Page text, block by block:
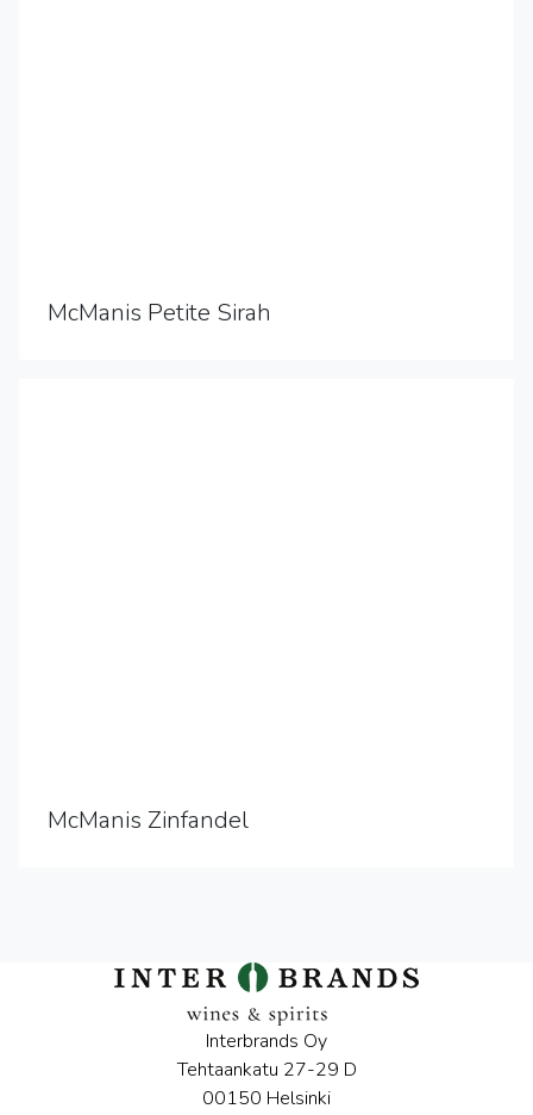
McManis Petite Sirah
McManis Zinfandel
Interbrands Oy
Tehtaankatu 27-29 D
00150 Helsinki